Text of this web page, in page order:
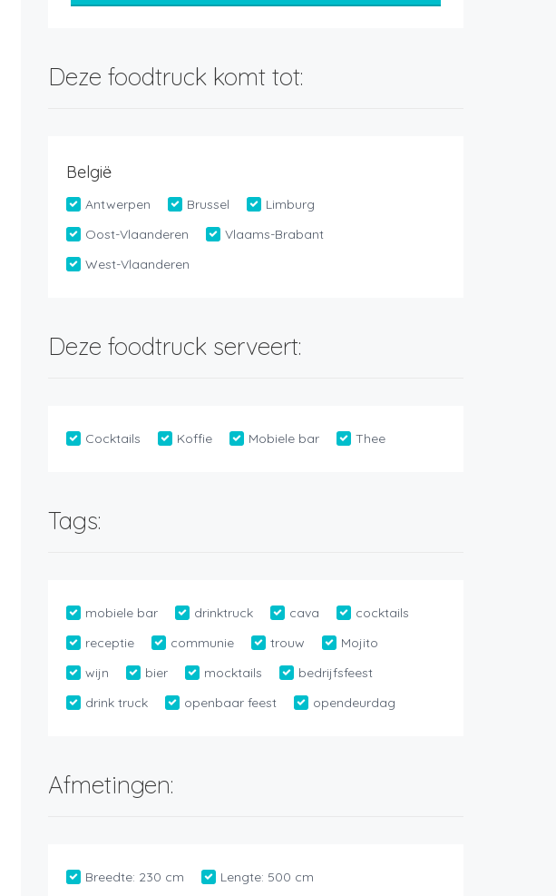
Deze foodtruck komt tot:
België
Antwerpen Brussel
Limburg
Oost-Vlaanderen
Vlaams-Brabant
West-Vlaanderen
Deze foodtruck serveert:
Cocktails Koffie Mobiele bar Thee
Tags:
mobiele bar drinktruck cava
cocktails
receptie
communie trouw
Mojito
wijn
bier mocktails
bedrijfsfeest
drink truck
openbaar feest opendeurdag
Afmetingen:
Breedte: 230 cm Lengte: 500 cm